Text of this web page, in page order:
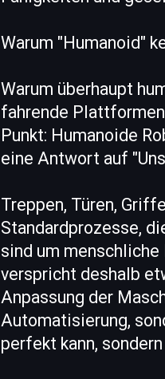
Warum "Humanoid"
Warum überhaupt
fahrende
Punkt: Humanoide
eine Antwort auf
Treppen, Türen,
Standardprozesse,
sind um
verspricht deshalb
Anpassung der
Automatisierung,
perfekt kann,